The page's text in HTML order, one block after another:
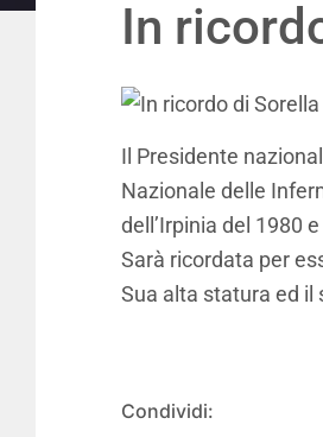
In
Il Presidente
Nazionale delle
dell’Irpinia del 1980
Sarà ricordata per
Sua alta statura ed il
Condividi: